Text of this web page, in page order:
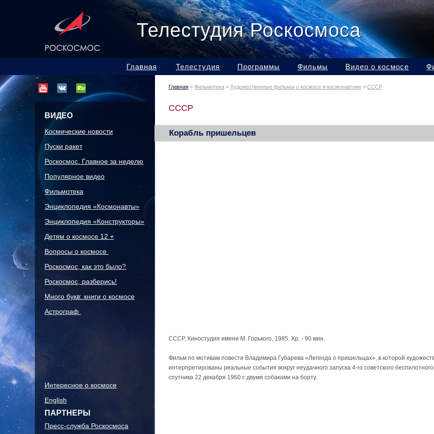
Телестудия Роскосмоса
Главная Телестудия Программы Фильмы Видео о космосе
ВИДЕО
Космические новости
Пуски ракет
Роскосмос. Главное за неделю
Популярное видео
Фильмотека
Энциклопедия «Космонавты»
Энциклопедия «Конструкторы»
Детям о космосе 12 +
Вопросы о космосе
Роскосмос, как это было?
Роскосмос, разберись!
Много букв: книги о космосе
Астрограф
Интересное о космосе
English
ПАРТНЕРЫ
Пресс-служба Роскосмоса
Главная » Фильмотека » Художественные фильмы о космосе и космонавтике » СССР
СССР
Корабль пришельцев
СССР, Киностудия имени М. Горького, 1985. Хр. - 90 мин.
Фильм по мотивам повести Владимира Губарева «Легенда о пришельцах», в которой
интерпретированы реальные события вокруг неудачного запуска 4-го советского
спутника 22 декабря 1960 с двумя собаками на борту.